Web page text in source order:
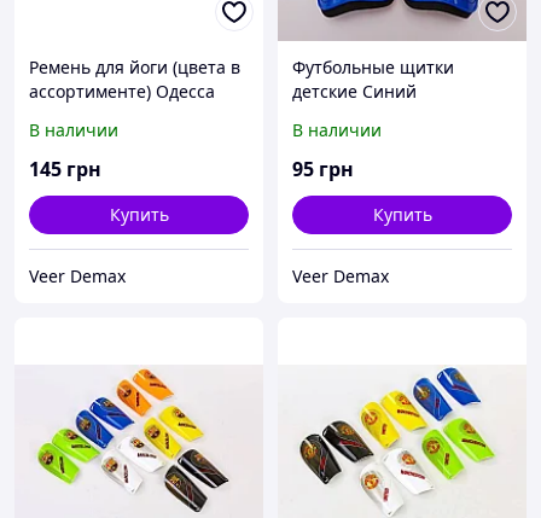
Ремень для йоги (цвета в
ассортименте) Одесса
В наличии
145 грн
Купить
Veer Demax
Футбольные щитки
детские Синий
В наличии
95 грн
Купить
Veer Demax